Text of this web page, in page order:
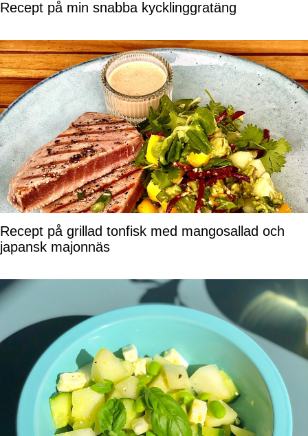
Recept på min snabba kycklinggratäng
Recept på grillad tonfisk med mangosallad och
japansk majonnäs